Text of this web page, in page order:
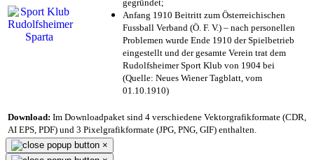
gegründet;
Anfang 1910 Beitritt zum Österreichischen
Fussball Verband (Ö. F. V.) – nach personellen
Problemen wurde Ende 1910 der Spielbetrieb
eingestellt und der gesamte Verein trat dem
Rudolfsheimer Sport Klub von 1904 bei
(Quelle: Neues Wiener Tagblatt, vom
01.10.1910)
Download: Im Downloadpaket sind 4 verschiedene Vektorgrafikformate (CDR,
AI EPS, PDF) und 3 Pixelgrafikformate (JPG, PNG, GIF) enthalten.
×